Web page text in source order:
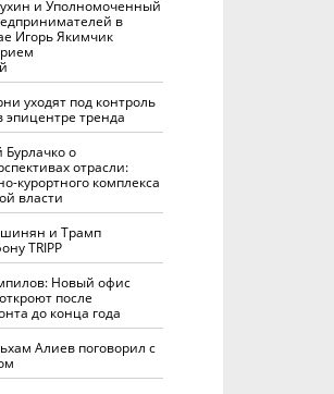
и Уполномоченный
в
Игорь Якимчик
уходят под контроль
эпицентре тренда
о
отрасли:
курортного комплекса
власти
и Трамп
TRIPP
Новый офис
после
до конца года
Алиев поговорил с